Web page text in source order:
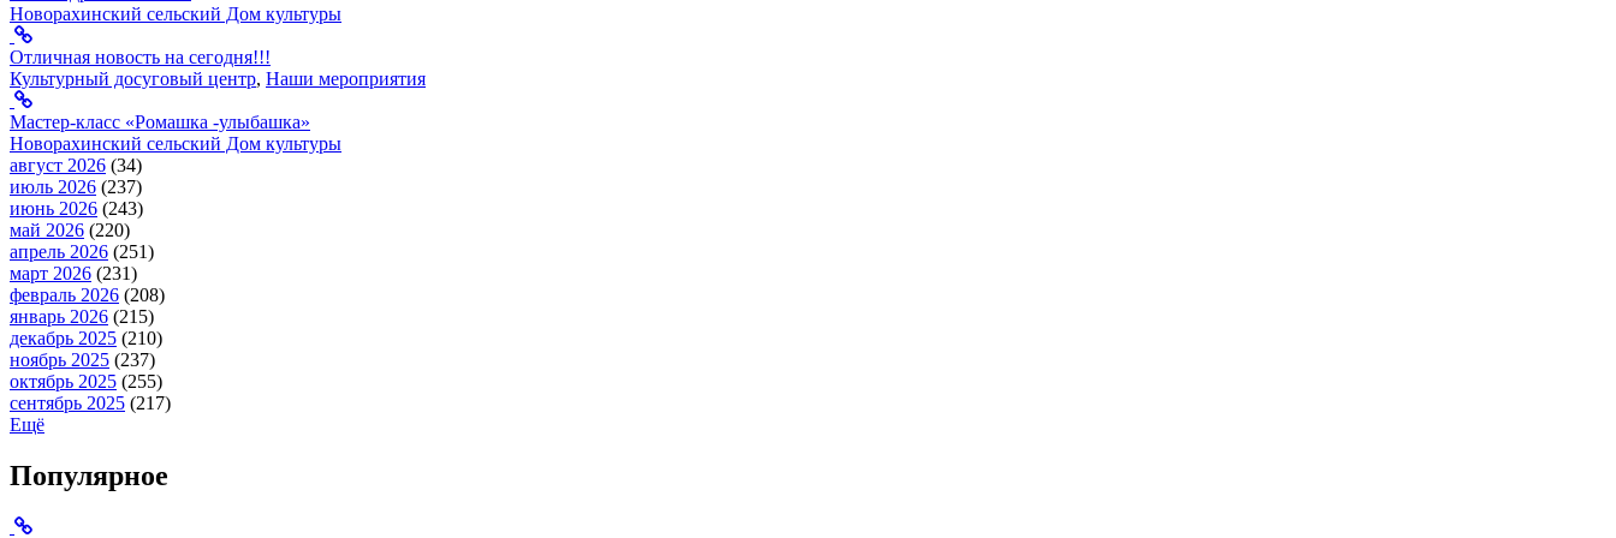
Новорахинский сельский Дом культуры
Отличная новость на сегодня!!!
Культурный досуговый центр, Наши мероприятия
Мастер-класс «Ромашка -улыбашка»
Новорахинский сельский Дом культуры
август 2026 (34)
июль 2026 (237)
июнь 2026 (243)
май 2026 (220)
апрель 2026 (251)
март 2026 (231)
февраль 2026 (208)
январь 2026 (215)
декабрь 2025 (210)
ноябрь 2025 (237)
октябрь 2025 (255)
сентябрь 2025 (217)
Ещё
Популярное